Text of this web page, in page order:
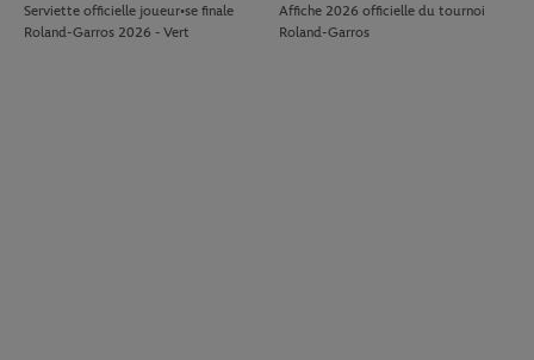
Serviette officielle joueur•se finale
Roland-Garros 2026 - Vert
Affiche 2026 officielle du tournoi
Roland-Garros